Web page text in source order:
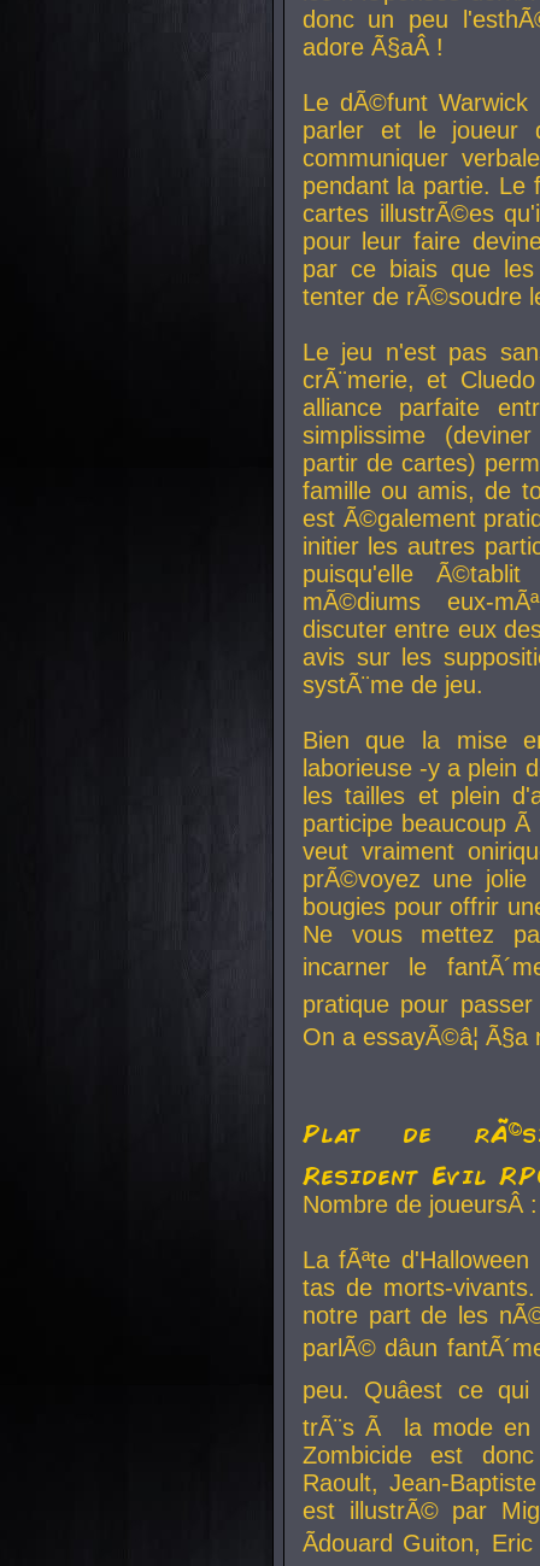
donc un peu
adore Ã§aÂ !
Le dÃ©funt Warwick
parler et le joueur
communiquer
pendant la partie. Le
cartes illustrÃ©es
pour leur faire
par ce biais que
tenter de rÃ©soudre
Le jeu n'est pas
crÃ¨merie, et
alliance parfaite
simplissime
partir de cartes)
famille ou amis, de
est Ã©galement
initier les autres
puisqu'elle
mÃ©diums eux-
discuter entre eux
avis sur les
systÃ¨me de jeu.
Bien que la mise
laborieuse -y a plein
les tailles et plein
participe beaucoup
veut vraiment
prÃ©voyez une
bougies pour offrir
Ne vous mettez
incarner le
pratique pour
On a essayÃ©â¦
Plat de
Resident Evil
Nombre de
La fÃªte
tas de morts-
notre part de les
parlÃ© dâun
peu. Quâest ce
trÃ¨s Ã la mode en
Zombicide est
Raoult, Jean-
est illustrÃ© par
Ãdouard Guiton,